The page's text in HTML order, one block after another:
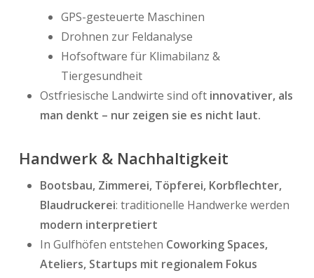
GPS-gesteuerte Maschinen
Drohnen zur Feldanalyse
Hofsoftware für Klimabilanz &
Tiergesundheit
Ostfriesische Landwirte sind oft innovativer, als
man denkt – nur zeigen sie es nicht laut.
Handwerk & Nachhaltigkeit
Bootsbau, Zimmerei, Töpferei, Korbflechter,
Blaudruckerei: traditionelle Handwerke werden
modern interpretiert
In Gulfhöfen entstehen Coworking Spaces,
Ateliers, Startups mit regionalem Fokus